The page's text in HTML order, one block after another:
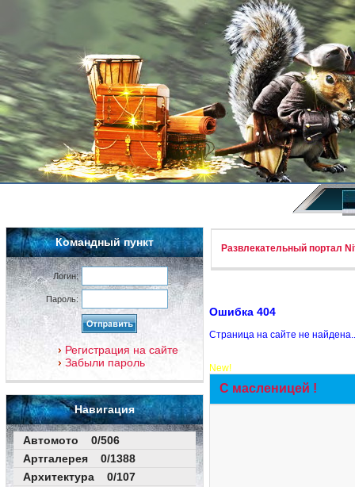
Командный пункт
Логин:
Пароль:
Регистрация на сайте
Забыли пароль
Навигация
Автомото 0/506
Артгалерея 0/1388
Архитектура 0/107
Развлекательный портал
Ошибка 404
Страница на сайте не
New!
С масленицей !